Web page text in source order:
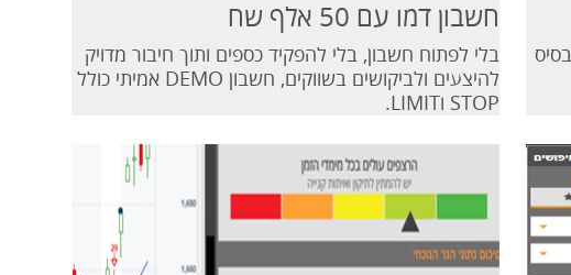
חשבון דמו עם 50 אלף שח
בלי לפתוח חשבון, בלי להפקיד כספים ותוך חיבור מדויק
להיצעים ולביקושים בשווקים, חשבון DEMO אמיתי כולל
STOP וLIMIT.